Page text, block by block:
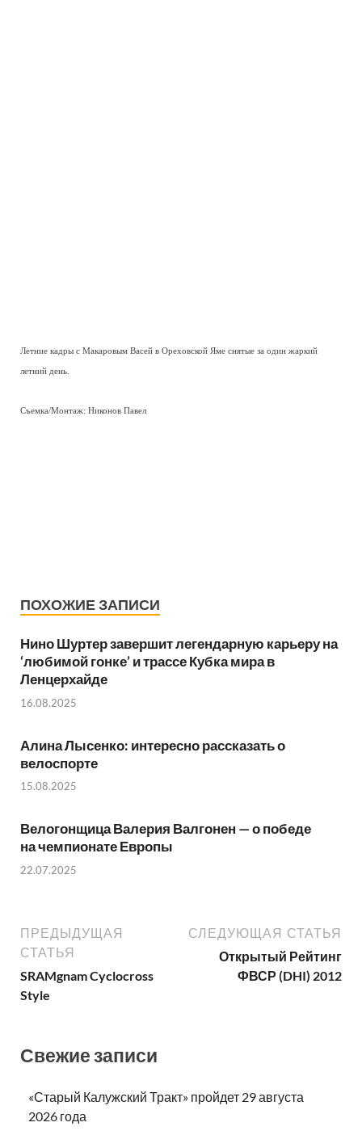
Летние кадры с Макаровым Васей в Ореховской Яме снятые за один жаркий
летний день.
Съемка/Монтаж: Никонов Павел
ПОХОЖИЕ ЗАПИСИ
Нино Шуртер завершит легендарную карьеру на
‘любимой гонке’ и трассе Кубка мира в
Ленцерхайде
16.08.2025
Алина Лысенко: интересно рассказать о
велоспорте
15.08.2025
Велогонщица Валерия Валгонен — о победе
на чемпионате Европы
22.07.2025
ПРЕДЫДУЩАЯ
СТАТЬЯ
SRAMgnam Cyclocross
Style
СЛЕДУЮЩАЯ СТАТЬЯ
Открытый Рейтинг
ФВСР (DHI) 2012
Свежие записи
«Старый Калужский Тракт» пройдет 29 августа
2026 года